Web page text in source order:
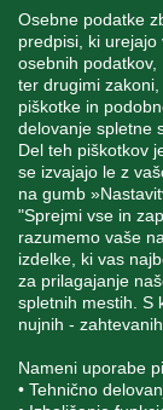
Osebne podatke
predpisi, ki
osebnih
ter drugimi
piškotke in
delovanje spletne
Del teh piškotkov
se izvajajo le z
na gumb
"Sprejmi vse in
razumemo vaše
izdelke, ki vas
za prilagajanje
spletnih mestih. S
nujnih -
Nameni uporabe
• Tehnično